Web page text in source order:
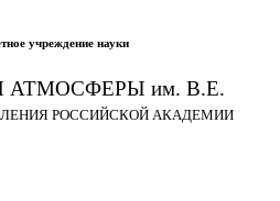
учреждение науки
АТМОСФЕРЫ им. В.Е.
РОССИЙСКОЙ АКАДЕМИИ